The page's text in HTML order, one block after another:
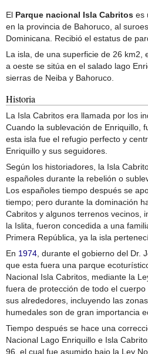
El Parque nacional Isla Cabritos es
en la provincia de Bahoruco, al
Dominicana. Recibió el estatus de
La isla, de una superficie de 26 km2,
a oeste se sitúa en el salado lago
sierras de Neiba y Bahoruco.
Historia
La Isla Cabritos era llamada por los
Cuando la sublevación de Enriquillo,
esta isla fue el refugio perfecto y
Enriquillo y sus seguidores.
Según los historiadores, la Isla
españoles durante la rebelión o
Los españoles tiempo después se
tiempo; pero durante la dominación
Cabritos y algunos terrenos vecinos,
la Islita, fueron concedida a una
Primera República, ya la isla
En 1974, durante el gobierno del Dr.
que esta fuera una parque
Nacional Isla Cabritos, mediante la
fuera de protección de todo el
sus alrededores, incluyendo las
humedales son de gran importancia
Tiempo después se hace una
Nacional Lago Enriquillo e Isla
96, el cual fue asumido bajo la Ley